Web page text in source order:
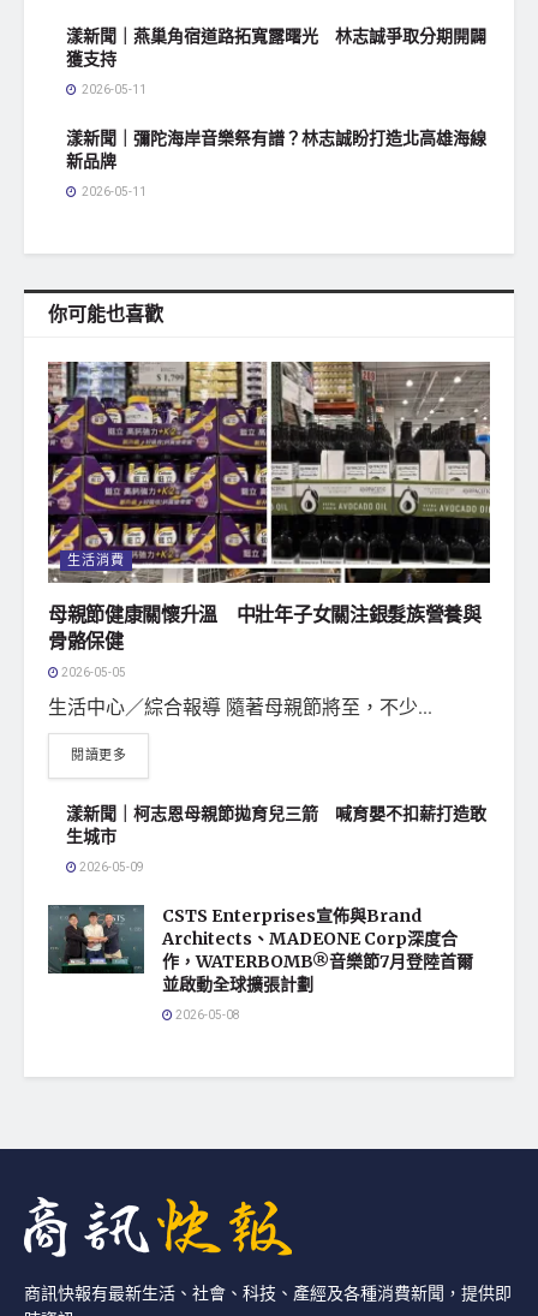
漾新聞｜燕巢角宿道路拓寬露曙光 林志誠爭取分期開闢
獲支持
2026-05-11
漾新聞｜彌陀海岸音樂祭有譜？林志誠盼打造北高雄海線
新品牌
2026-05-11
你可能也喜歡
生活消費
母親節健康關懷升溫 中壯年子女關注銀髮族營養與
骨骼保健
2026-05-05
生活中心／綜合報導 隨著母親節將至，不少...
閱讀更多
漾新聞｜柯志恩母親節拋育兒三箭 喊育嬰不扣薪打造敢
生城市
2026-05-09
CSTS Enterprises宣佈與Brand
Architects、MADEONE Corp深度合
作，WATERBOMB®音樂節7月登陸首爾
並啟動全球擴張計劃
2026-05-08
商訊快報有最新生活、社會、科技、產經及各種消費新聞，提供即